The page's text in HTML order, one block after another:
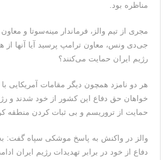
قشم
تحلیلگر حکومتی: تفاهم هرمز پایان
پابرجاست
ایران؛ واکنش ترامپ و معاونش به اقدام
منیر به عربستان
ایران را می‌گیرد
مناظره بود.
مجری از تیم والز، فرماندار مینه‌سوتا و
جی‌دی ونس، معاون ترامپ پرسید آیا آنها از
رژیم ایران حمایت می‌کنند؟
هر دو نامزد همچون دیگر مقامات آمریکایی
خواهان حق دفاع این کشور از خود شدند و
حمایت از تروریسم و بی ثبات کردن منطقه
والز در واکنش به پاسخ موشکی سپاه گفت:
دفاع از خود در برابر تهدیدات رژیم ایران